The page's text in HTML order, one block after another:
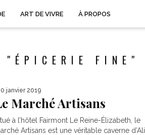
ART DE VIVRE À PROPOS
"ÉPICERIE FINE"
janvier 2019
Marché Artisans
à l’hôtel Fairmont Le Reine-Élizabeth, le
Artisans est une véritable caverne d’Ali